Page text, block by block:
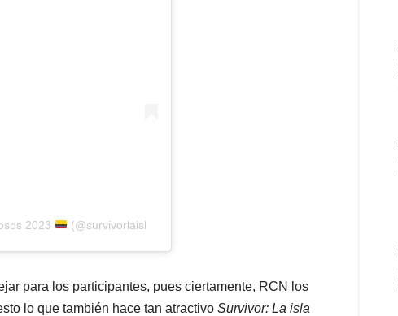
2023 (@survivorlaisla)
para los participantes, pues ciertamente, RCN los
lo que también hace tan atractivo Survivor: La isla